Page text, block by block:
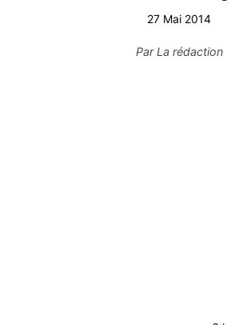
27 Mai 2014
ParLa rédaction